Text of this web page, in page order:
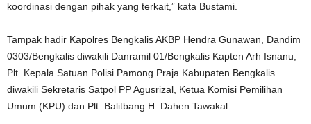
koordinasi dengan pihak yang terkait,” kata Bustami.
Tampak hadir Kapolres Bengkalis AKBP Hendra Gunawan, Dandim
0303/Bengkalis diwakili Danramil 01/Bengkalis Kapten Arh Isnanu,
Plt. Kepala Satuan Polisi Pamong Praja Kabupaten Bengkalis
diwakili Sekretaris Satpol PP Agusrizal, Ketua Komisi Pemilihan
Umum (KPU) dan Plt. Balitbang H. Dahen Tawakal.